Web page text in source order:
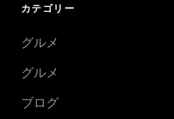
カテゴリー
グルメ
グルメ
ブログ